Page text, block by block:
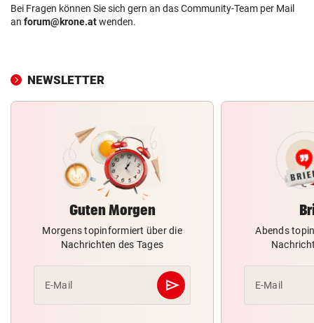
Bei Fragen können Sie sich gern an das Community-Team per Mail
an forum@krone.atwenden.
NEWSLETTER
Guten Morgen
Morgens topinformiert über die
Nachrichten des Tages
E-Mail send
Abschicken
Abends
E-Mail